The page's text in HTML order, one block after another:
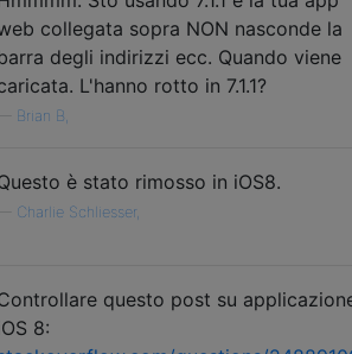
collegata sopra NON nasconde la
degli indirizzi ecc. Quando viene
L'hanno rotto in 7.1.1?
Brian B,
è stato rimosso in iOS8.
Charlie Schliesser,
questo post su
8: